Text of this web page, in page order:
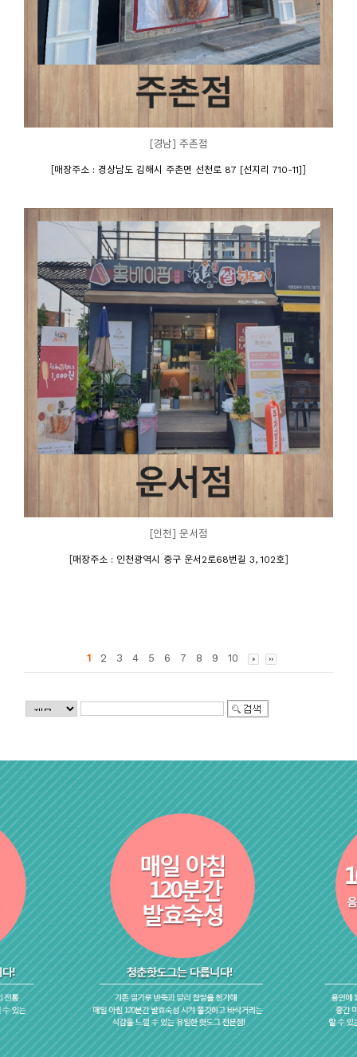
[경남] 주촌점
[매장주소 : 경상남도 김해시 주촌면 선천로 87 [선지리 710-11] ]
[인천] 운서점
[매장주소 : 인천광역시 중구 운서2로68번길 3, 102호]
1 2 3 4 5 6 7 8 9 10